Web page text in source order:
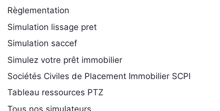
Règlementation
Simulation lissage pret
Simulation saccef
Simulez votre prêt immobilier
Sociétés Civiles de Placement Immobilier SCPI
Tableau ressources PTZ
Tous nos simulateurs